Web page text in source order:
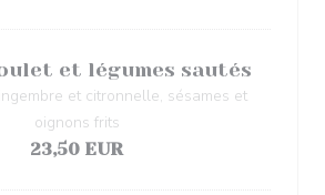
et légumes sautés
et citronnelle, sésames et
oignons frits
23,50 EUR